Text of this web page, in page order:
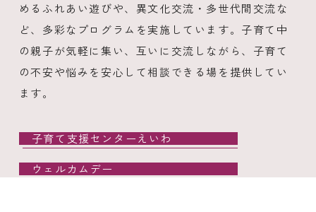
めるふれあい遊びや、異文化交流・多世代間交流な
ど、多彩なプログラムを実施しています。子育て中
の親子が気軽に集い、互いに交流しながら、子育て
の不安や悩みを安心して相談できる場を提供してい
ます。
子育て支援センターえいわ
ウェルカムデー